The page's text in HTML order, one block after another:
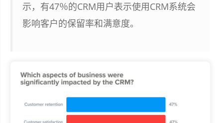
示，有47％的CRM用户表示使用CRM系统会
影响客户的保留率和满意度。